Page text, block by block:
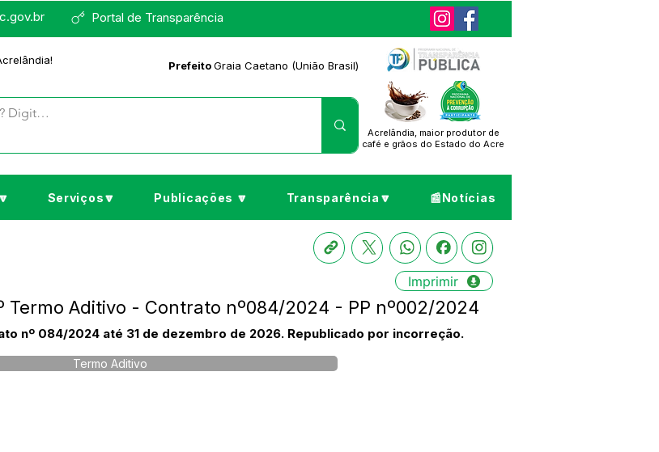
Portal de Transparência
PrefeitoGraia Caetano (União Brasil)
Acrelândia, maior produtor de
café e grãos do Estado do Acre
Serviços🔽 Publicações 🔽 Transparência🔽 📰Notícias
Imprimir
Termo Aditivo - Contrato nº084/2024 - PP nº002/2024
nº 084/2024 até 31 de dezembro de 2026. Republicado por incorreção.
Termo Aditivo